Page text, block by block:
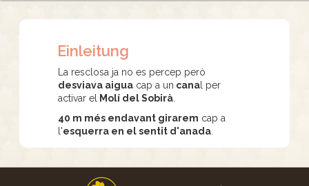
Einleitung
La resclosa ja no es percep però
desviava aigua cap a un cana l per
activar el
Molí del Sobirà
40 m més endavant girarem cap a
l'esquerra en el sentit d'anada